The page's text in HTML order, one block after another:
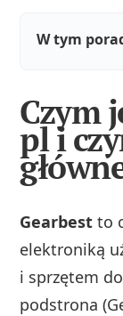
W tym
Czym
pl i
Gearbest to
elektroniką
i sprzętem
podstrona